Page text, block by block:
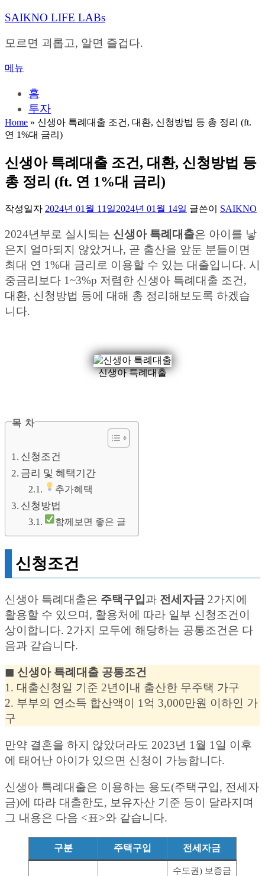
내
으
바
SAIKNO LIFE LABs
모르면 괴롭고, 알면 즐겁다.
메뉴
홈
투자
Home » 신생아 특례대출 조건, 대환, 신청방법 등 총 정리 (ft.
연 1%대 금리)
신생아 특례대출 조건, 대환, 신청방법 등
총 정리 (ft. 연 1%대 금리)
작성일자 2024년 01월 11일2024년 01월 14일 글쓴이 SAIKNO
2024년부로 실시되는 신생아 특례대출은 아이를 낳
은지 얼마되지 않았거나, 곧 출산을 앞둔 분들이면
최대 연 1%대 금리로 이용할 수 있는 대출입니다. 시
중금리보다 1~3%p 저렴한 신생아 특례대출 조건,
대환, 신청방법 등에 대해 총 정리해보도록 하겠습
니다.
신생아 특례대출
목 차
신청조건
금리 및 혜택기간
추가혜택
신청방법
함께보면 좋은 글
신청조건
신생아 특례대출은 주택구입 과 전세자금 2가지에
활용할 수 있으며, 활용처에 따라 일부 신청조건이
상이합니다. 2가지 모두에 해당하는 공통조건은 다
음과 같습니다.
◼︎ 신생아 특례대출 공통조건
1. 대출신청일 기준 2년이내 출산한 무주택 가구
2. 부부의 연소득 합산액이 1억 3,000만원 이하인 가
구
만약 결혼을 하지 않았더라도 2023년 1월 1일 이후
에 태어난 아이가 있으면 신청이 가능합니다.
신생아 특례대출은 이용하는 용도(주택구입, 전세자
금)에 따라 대출한도, 보유자산 기준 등이 달라지며
그 내용은 다음 <표>와 같습니다.
구분 주택구입 전세자금
수도권) 보증금